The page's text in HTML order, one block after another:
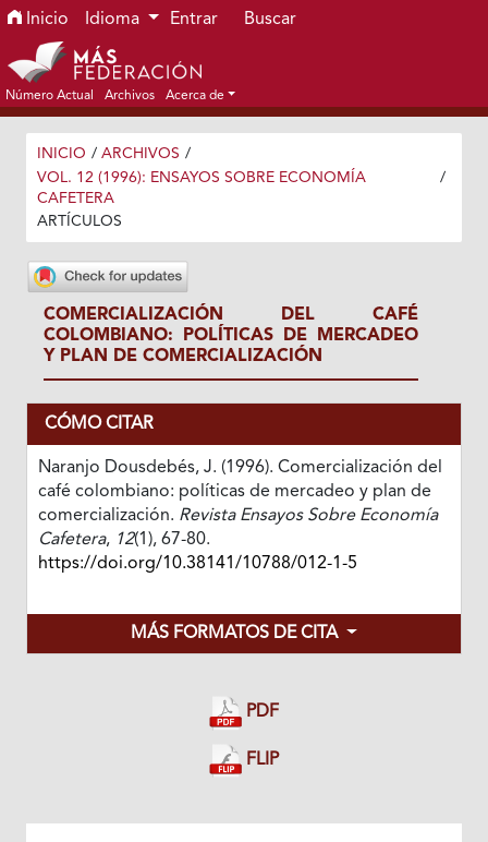
Ir al menú de navegación principal
Ir al contenido principal
Ir al pie de página del sitio
Inicio Idioma Entrar Buscar
Número Actual Archivos Acerca de
INICIO / ARCHIVOS /
VOL. 12 (1996): ENSAYOS SOBRE ECONOMÍA
CAFETERA
/
ARTÍCULOS
COMERCIALIZACIÓN DEL CAFÉ
COLOMBIANO: POLÍTICAS DE MERCADEO
Y PLAN DE COMERCIALIZACIÓN
CÓMO CITAR
Naranjo Dousdebés, J. (1996). Comercialización del
café colombiano: políticas de mercadeo y plan de
comercialización. Revista Ensayos Sobre Economía
Cafetera, 12(1), 67-80.
https://doi.org/10.38141/10788/012-1-5
MÁS FORMATOS DE CITA
PDF
FLIP